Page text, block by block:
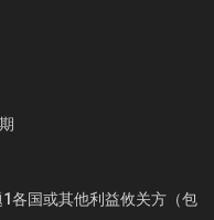
各国或其他利益攸关方（包